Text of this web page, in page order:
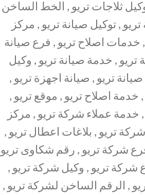
ثلاجات تريو , الخط الساخن
, توكيل صيانة تريو , مركز
خدمات اصلاح تريو , فرع صيانة
تريو , خدمة صيانة تريو , وكيل
تريو , صيانة اجهزة تريو ,
خدمة اصلاح تريو , موقع تريو ,
, خدمة عملاء شركة تريو , مركز
تريو , بلاغات اعطال تريو ,
شركة تريو , رقم شكاوى تريو
شركة تريو , وكيل شركة تريو ,
, الرقم الساخن لشركة تريو ,